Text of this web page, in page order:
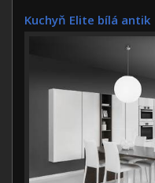
Kuchyň Elite bílá antik